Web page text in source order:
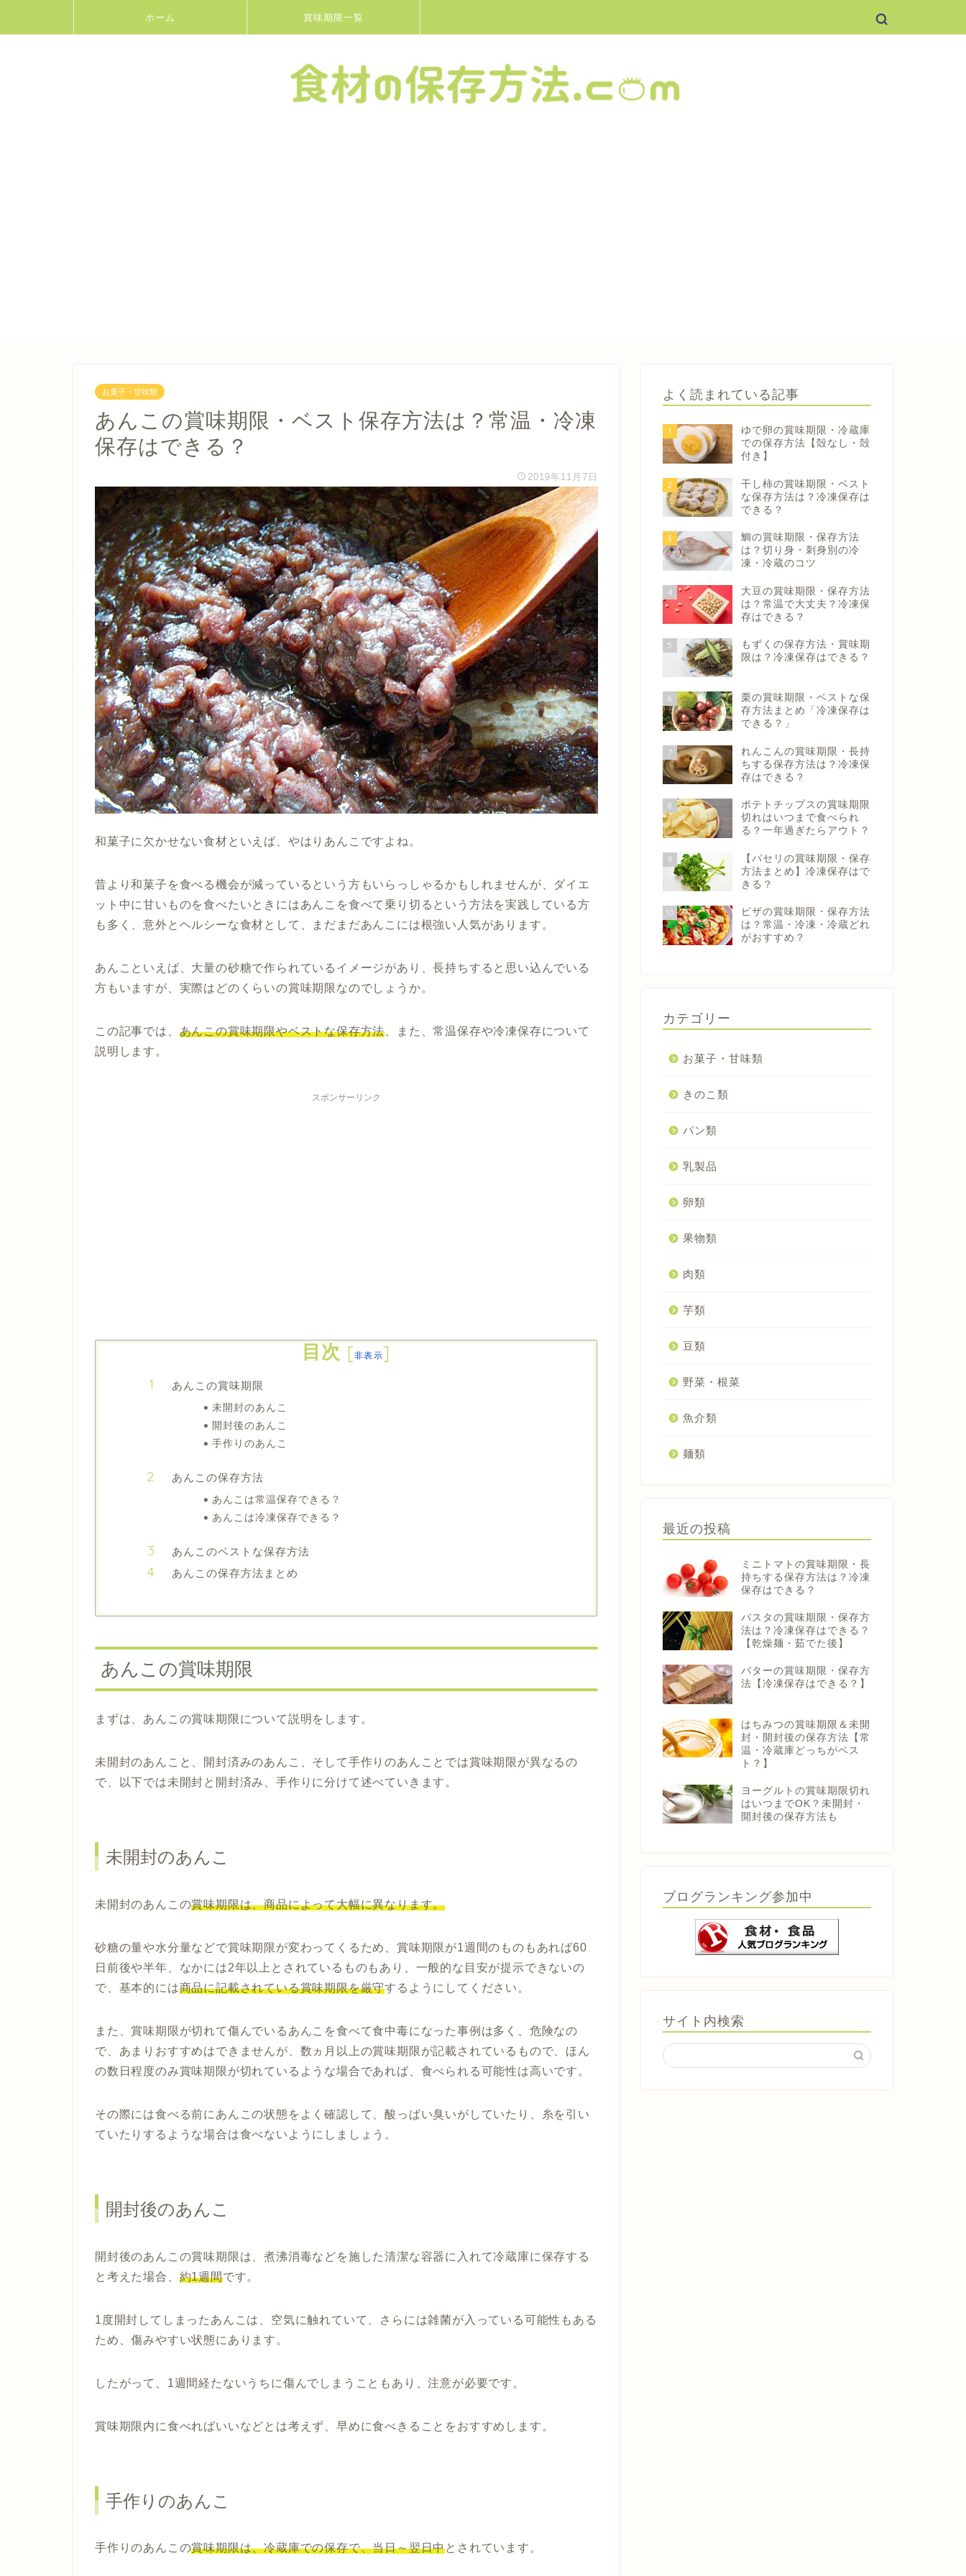
ホーム 賞味期限一覧
お菓子・甘味類
あんこの賞味期限・ベスト保存方法は？常温・冷凍
保存はできる？
2019年11月7日
和菓子に欠かせない食材といえば、やはりあんこですよね。
昔より和菓子を食べる機会が減っているという方もいらっしゃるかもしれませんが、ダイエ
ット中に甘いものを食べたいときにはあんこを食べて乗り切るという方法を実践している方
も多く、意外とヘルシーな食材として、まだまだあんこには根強い人気があります。
あんこといえば、大量の砂糖で作られているイメージがあり、長持ちすると思い込んでいる
方もいますが、実際はどのくらいの賞味期限なのでしょうか。
この記事では、 あんこの賞味期限やベストな保存方法 、また、常温保存や冷凍保存について
説明します。
スポンサーリンク
目次 [非表示]
あんこの賞味期限
未開封のあんこ
開封後のあんこ
手作りのあんこ
あんこの保存方法
あんこは常温保存できる？
あんこは冷凍保存できる？
あんこのベストな保存方法
あんこの保存方法まとめ
あんこの賞味期限
まずは、あんこの賞味期限について説明をします。
未開封のあんこと、開封済みのあんこ、そして手作りのあんことでは賞味期限が異なるの
で、以下では未開封と開封済み、手作りに分けて述べていきます。
未開封のあんこ
未開封のあんこの賞味期限は、商品によって大幅に異なります。
砂糖の量や水分量などで賞味期限が変わってくるため、賞味期限が1週間のものもあれば60
日前後や半年、なかには2年以上とされているものもあり、一般的な目安が提示できないの
で、基本的には商品に記載されている賞味期限を厳守するようにしてください。
また、賞味期限が切れて傷んでいるあんこを食べて食中毒になった事例は多く、危険なの
で、あまりおすすめはできませんが、数ヵ月以上の賞味期限が記載されているもので、ほん
の数日程度のみ賞味期限が切れているような場合であれば、食べられる可能性は高いです。
その際には食べる前にあんこの状態をよく確認して、酸っぱい臭いがしていたり、糸を引い
ていたりするような場合は食べないようにしましょう。
開封後のあんこ
開封後のあんこの賞味期限は、煮沸消毒などを施した清潔な容器に入れて冷蔵庫に保存する
と考えた場合、 約1週間です。
1度開封してしまったあんこは、空気に触れていて、さらには雑菌が入っている可能性もある
ため、傷みやすい状態にあります。
したがって、1週間経たないうちに傷んでしまうこともあり、注意が必要です。
賞味期限内に食べればいいなどとは考えず、早めに食べきることをおすすめします。
手作りのあんこ
手作りのあんこの賞味期限は、冷蔵庫での保存で、当日～翌日中とされています。
よく読まれている記事
1
ゆで卵の賞味期限・冷蔵庫
での保存方法【殻なし・殻
付き】
2
干し柿の賞味期限・ベスト
な保存方法は？冷凍保存は
できる？
3
鯛の賞味期限・保存方法
は？切り身・刺身別の冷
凍・冷蔵のコツ
4
大豆の賞味期限・保存方法
は？常温で大丈夫？冷凍保
存はできる？
5
もずくの保存方法・賞味期
限は？冷凍保存はできる？
6
栗の賞味期限・ベストな保
存方法まとめ「冷凍保存は
できる？」
7
れんこんの賞味期限・長持
ちする保存方法は？冷凍保
存はできる？
8
ポテトチップスの賞味期限
切れはいつまで食べられ
る？一年過ぎたらアウト？
9
【パセリの賞味期限・保存
方法まとめ】冷凍保存はで
きる？
10
ピザの賞味期限・保存方法
は？常温・冷凍・冷蔵どれ
がおすすめ？
カテゴリー
お菓子・甘味類
きのこ類
パン類
乳製品
卵類
果物類
肉類
芋類
豆類
野菜・根菜
魚介類
麺類
最近の投稿
ミニトマトの賞味期限・長
持ちする保存方法は？冷凍
保存はできる？
パスタの賞味期限・保存方
法は？冷凍保存はできる？
【乾燥麺・茹でた後】
バターの賞味期限・保存方
法【冷凍保存はできる？】
はちみつの賞味期限＆未開
封・開封後の保存方法【常
温・冷蔵庫どっちがベス
ト？】
ヨーグルトの賞味期限切れ
はいつまでOK？未開封・
開封後の保存方法も
ブログランキング参加中
サイト内検索